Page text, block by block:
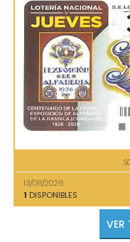
13/08/2026
1 DISPONIBLES